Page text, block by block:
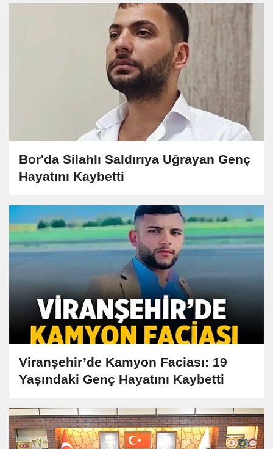
Bor'da Silahlı Saldırıya Uğrayan Genç
Hayatını Kaybetti
Viranşehir’de Kamyon Faciası: 19
Yaşındaki Genç Hayatını Kaybetti